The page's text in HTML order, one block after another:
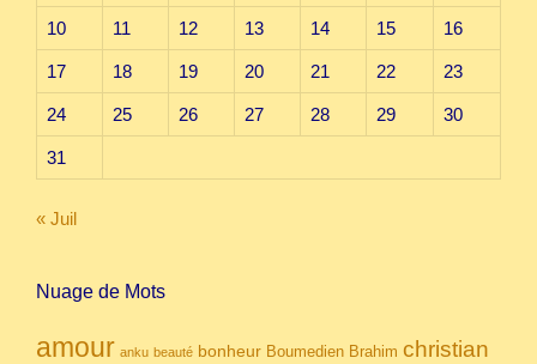
10 11 12 13 14 15 16
17 18 19 20 21 22 23
24 25 26 27 28 29 30
31
« Juil
Nuage de Mots
amour anku beauté bonheur Boumedien Brahim christian